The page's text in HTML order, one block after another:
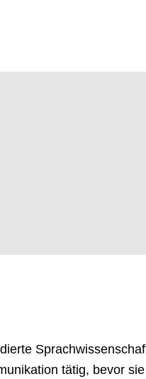
tätig, bevor